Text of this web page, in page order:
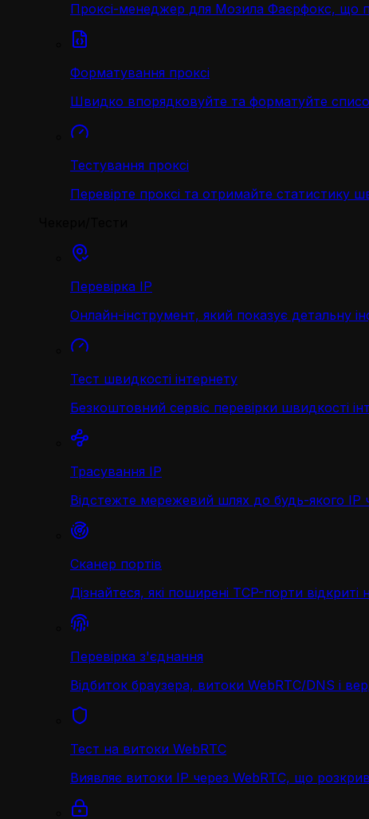
Проксі-менеджер для Мозила Фаєрфокс, що
Форматування проксі
Швидко впорядковуйте та форматуйте
Тестування проксі
Перевірте проксі та отримайте статистику
Перевірка IP
Онлайн-інструмент, який показує детальну
Тест швидкості інтернету
Безкоштовний сервіс перевірки швидкості
Трасування IP
Відстежте мережевий шлях до будь-якого IP
Сканер портів
Дізнайтеся, які поширені TCP-порти
Перевірка з'єднання
Відбиток браузера, витоки WebRTC/DNS і
Тест на витоки WebRTC
Виявляє витоки IP через WebRTC, що